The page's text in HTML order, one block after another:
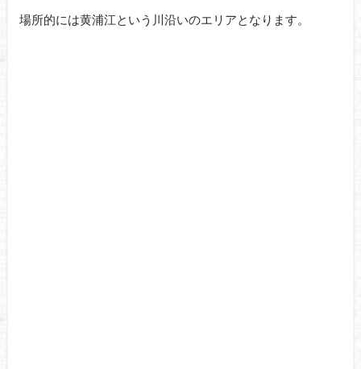
場所的には黄浦江という川沿いのエリアとなります。